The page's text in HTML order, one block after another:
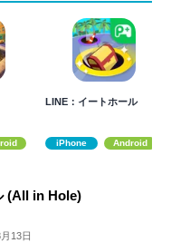
LINE：イートホール
iPhone Android
(All in Hole)
13日